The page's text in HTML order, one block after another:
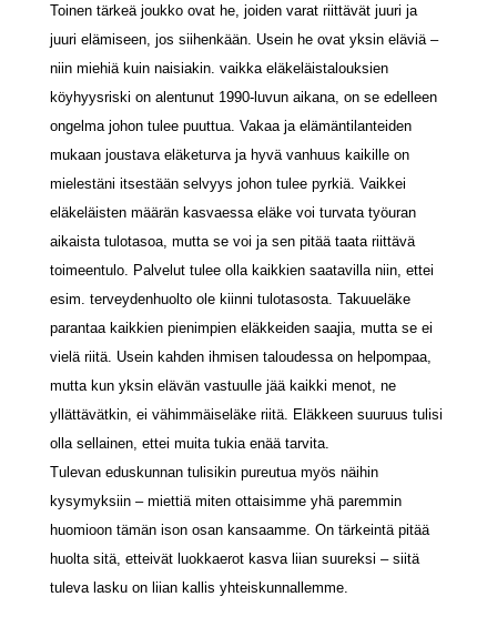
Toinen tärkeä joukko ovat he, joiden varat riittävät juuri ja
juuri elämiseen, jos siihenkään. Usein he ovat yksin eläviä –
niin miehiä kuin naisiakin. vaikka eläkeläistalouksien
köyhyysriski on alentunut 1990-luvun aikana, on se edelleen
ongelma johon tulee puuttua. Vakaa ja elämäntilanteiden
mukaan joustava eläketurva ja hyvä vanhuus kaikille on
mielestäni itsestään selvyys johon tulee pyrkiä. Vaikkei
eläkeläisten määrän kasvaessa eläke voi turvata työuran
aikaista tulotasoa, mutta se voi ja sen pitää taata riittävä
toimeentulo. Palvelut tulee olla kaikkien saatavilla niin, ettei
esim. terveydenhuolto ole kiinni tulotasosta. Takuueläke
parantaa kaikkien pienimpien eläkkeiden saajia, mutta se ei
vielä riitä. Usein kahden ihmisen taloudessa on helpompaa,
mutta kun yksin elävän vastuulle jää kaikki menot, ne
yllättävätkin, ei vähimmäiseläke riitä. Eläkkeen suuruus tulisi
olla sellainen, ettei muita tukia enää tarvita.
Tulevan eduskunnan tulisikin pureutua myös näihin
kysymyksiin – miettiä miten ottaisimme yhä paremmin
huomioon tämän ison osan kansaamme. On tärkeintä pitää
huolta sitä, etteivät luokkaerot kasva liian suureksi – siitä
tuleva lasku on liian kallis yhteiskunnallemme.